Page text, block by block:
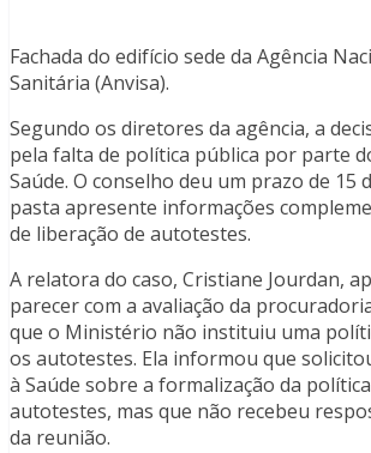
Fachada do edifício sede da Agência
Sanitária (Anvisa).
Segundo os diretores da agência, a
pela falta de política pública por parte
Saúde. O conselho deu um prazo de 15
pasta apresente informações
de liberação de autotestes.
A relatora do caso, Cristiane Jourdan,
parecer com a avaliação da
que o Ministério não instituiu uma
os autotestes. Ela informou que
à Saúde sobre a formalização da
autotestes, mas que não recebeu
da reunião.